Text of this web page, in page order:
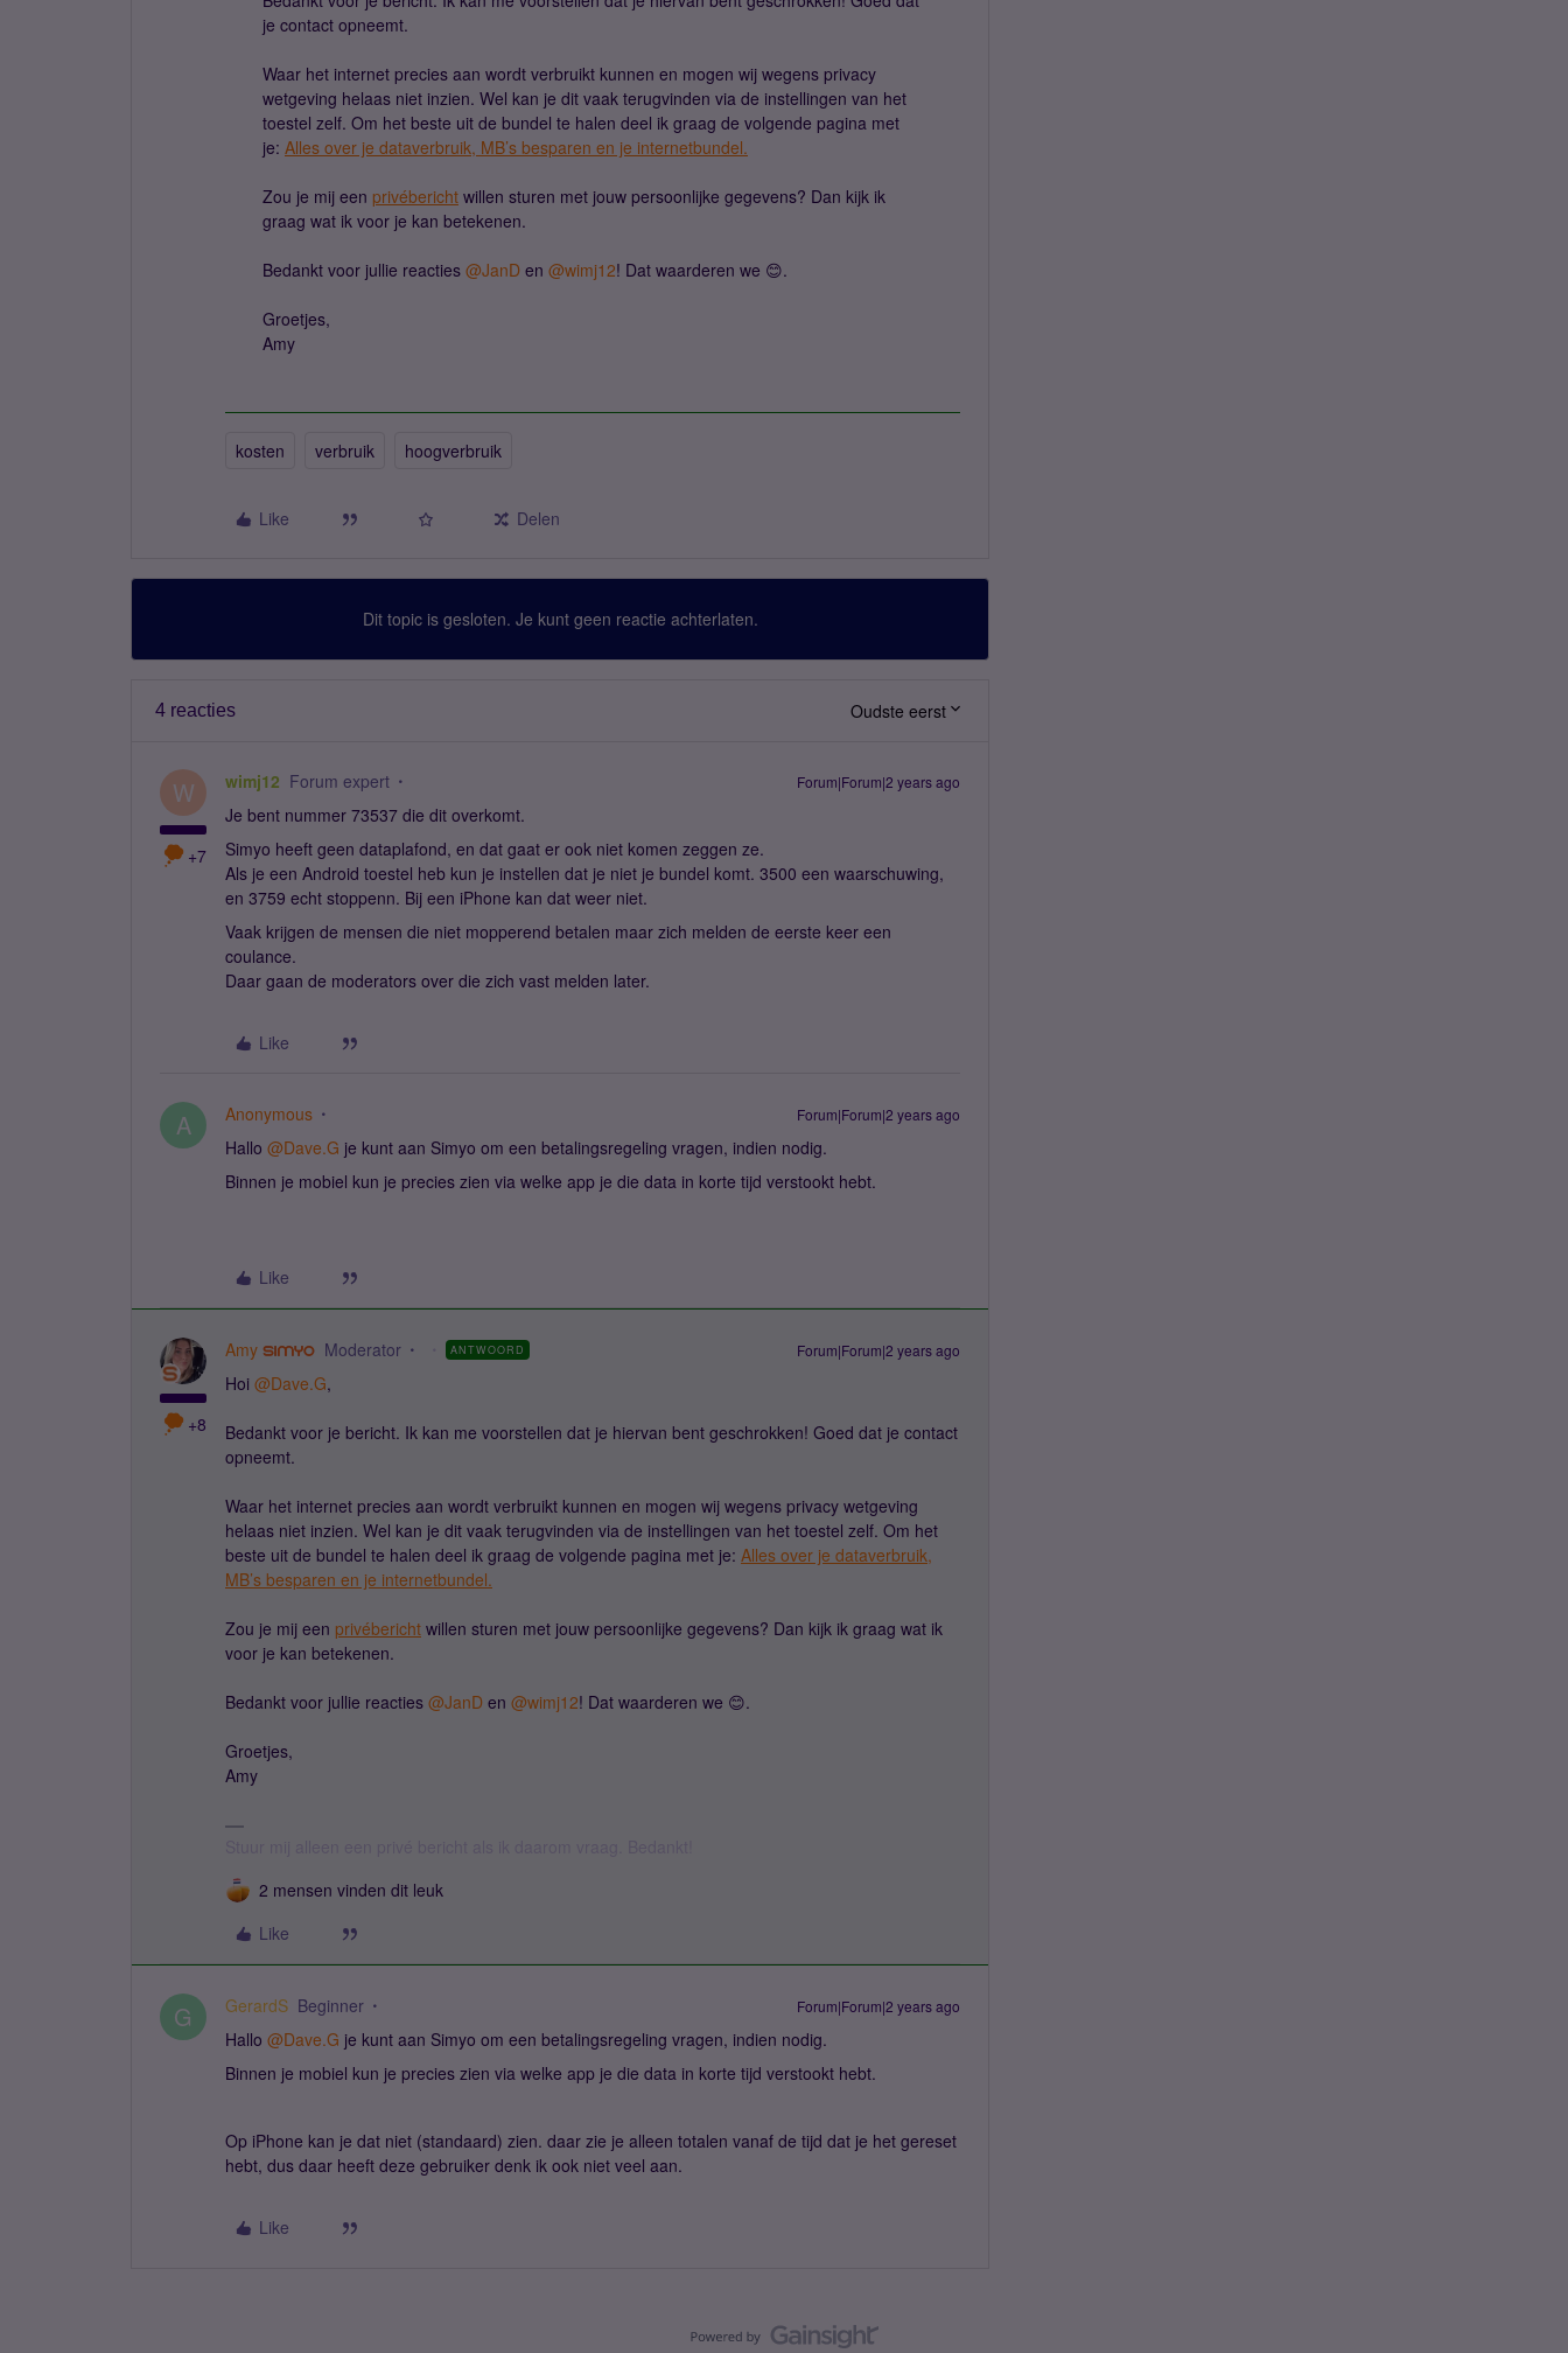
je contact opneemt.
Waar het internet precies aan wordt verbruikt kunnen en mogen wij wegens privacy
wetgeving helaas niet inzien. Wel kan je dit vaak terugvinden via de instellingen van het
toestel zelf. Om het beste uit de bundel te halen deel ik graag de volgende pagina met
je: Alles over je dataverbruik, MB’s besparen en je internetbundel.
Zou je mij een privébericht willen sturen met jouw persoonlijke gegevens? Dan kijk ik
graag wat ik voor je kan betekenen.
Bedankt voor jullie reacties @JanD en @wimj12! Dat waarderen we 😊.
Groetjes,
Amy
kosten verbruik hoogverbruik
Like Delen
Dit topic is gesloten. Je kunt geen reactie achterlaten.
4 reacties Oudste eerst
W
+7
wimj12 Forum expert Forum|Forum|2 years ago
Je bent nummer 73537 die dit overkomt.
Simyo heeft geen dataplafond, en dat gaat er ook niet komen zeggen ze.
Als je een Android toestel heb kun je instellen dat je niet je bundel komt. 3500 een waarschuwing,
en 3759 echt stoppenn. Bij een iPhone kan dat weer niet.
Vaak krijgen de mensen die niet mopperend betalen maar zich melden de eerste keer een
coulance.
Daar gaan de moderators over die zich vast melden later.
Like
A Anonymous Forum|Forum|2 years ago
Hallo @Dave.G je kunt aan Simyo om een betalingsregeling vragen, indien nodig.
Binnen je mobiel kun je precies zien via welke app je die data in korte tijd verstookt hebt.
Like
+8
Amy Moderator ANTWOORD Forum|Forum|2 years ago
Hoi @Dave.G,
Bedankt voor je bericht. Ik kan me voorstellen dat je hiervan bent geschrokken! Goed dat je contact
opneemt.
Waar het internet precies aan wordt verbruikt kunnen en mogen wij wegens privacy wetgeving
helaas niet inzien. Wel kan je dit vaak terugvinden via de instellingen van het toestel zelf. Om het
beste uit de bundel te halen deel ik graag de volgende pagina met je: Alles over je dataverbruik,
MB’s besparen en je internetbundel.
Zou je mij een privébericht willen sturen met jouw persoonlijke gegevens? Dan kijk ik graag wat ik
voor je kan betekenen.
Bedankt voor jullie reacties @JanD en @wimj12! Dat waarderen we 😊.
Groetjes,
Amy
2 mensen vinden dit leuk
Like
G GerardS Beginner Forum|Forum|2 years ago
Hallo @Dave.G je kunt aan Simyo om een betalingsregeling vragen, indien nodig.
Binnen je mobiel kun je precies zien via welke app je die data in korte tijd verstookt hebt.
Op iPhone kan je dat niet (standaard) zien. daar zie je alleen totalen vanaf de tijd dat je het gereset
hebt, dus daar heeft deze gebruiker denk ik ook niet veel aan.
Like